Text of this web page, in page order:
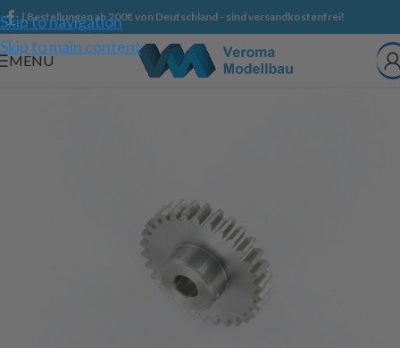
Skip to navigation
Skip to main content
| Bestellungen ab 200€ von Deutschland - sind versandkostenfrei!
MENU